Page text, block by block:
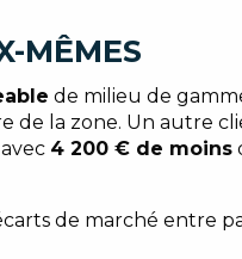
MÊMES
de milieu de
la zone. Un autre
4 200 € de moins
de marché entre